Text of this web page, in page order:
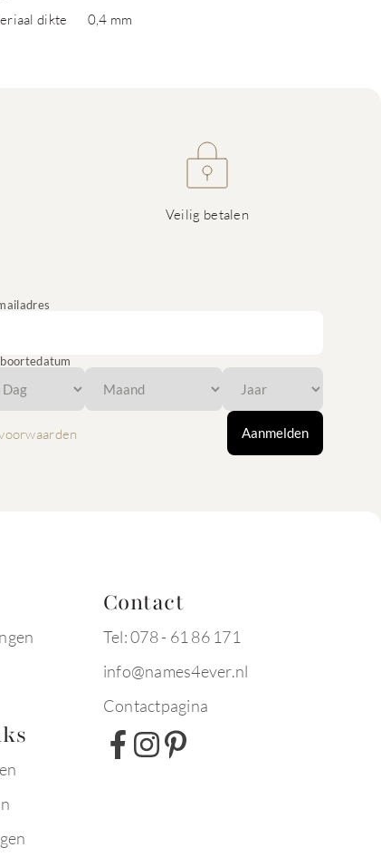
dikte
0,4 mm
Veilig betalen
Aanmelden
Contact
Tel: 078 - 61 86 171
info@names4ever.nl
Contactpagina